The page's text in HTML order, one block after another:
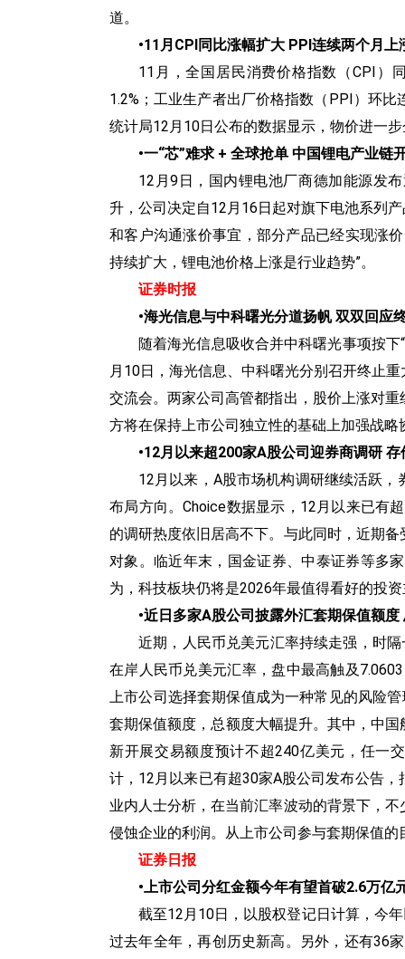
道。
•‍11月CPI同比涨幅扩大 PPI连续两个月上
11月，全国居民消费价格指数（CPI）
1.2%；工业生产者出厂价格指数（PPI）环
统计局12月10日公布的数据显示，物价进一
•‍一“芯”难求 + 全球抢单 中国锂电产业链
12月9日，国内锂电池厂商德加能源发
升，公司决定自12月16日起对旗下电池系列
和客户沟通涨价事宜，部分产品已经实现涨
持续扩大，锂电池价格上涨是行业趋势”。
证券时报
•‍海光信息与中科曙光分道扬帆 双双回应
随着海光信息吸收合并中科曙光事项按
月10日，海光信息、中科曙光分别召开终止
交流会。两家公司高管都指出，股价上涨对
方将在保持上市公司独立性的基础上加强战略
•‍12月以来超200家A股公司迎券商调研
12月以来，A股市场机构调研继续活跃
布局方向。Choice数据显示，12月以来已有
的调研热度依旧居高不下。与此同时，近期
对象。临近年末，国金证券、中泰证券等多
为，科技板块仍将是2026年最值得看好的投
•‍近日多家A股公司披露外汇套期保值额
近期，人民币兑美元汇率持续走强，时
在岸人民币兑美元汇率，盘中最高触及
上市公司选择套期保值成为一种常见的风险
套期保值额度，总额度大幅提升。其中，中
新开展交易额度预计不超240亿美元，任一
计，12月以来已有超30家A股公司发布公告
业内人士分析，在当前汇率波动的背景下，
侵蚀企业的利润。从上市公司参与套期保值
证券日报
•‍上市公司分红金额今年有望首破2.6万亿
截至12月10日，以股权登记日计算，今
过去年全年，再创历史新高。另外，还有36